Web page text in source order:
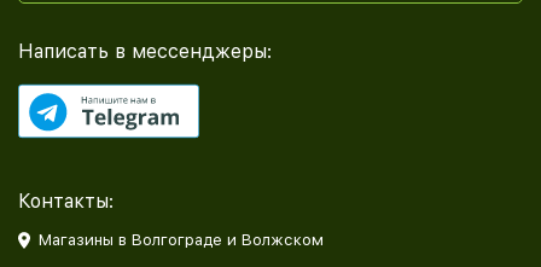
Написать в мессенджеры:
Контакты:
Магазины в Волгограде и Волжском